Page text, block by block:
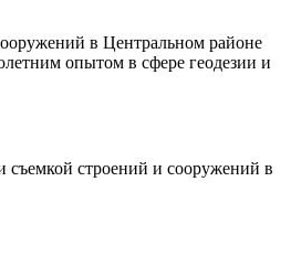
в Центральном районе
опытом в сфере геодезии и
съемкой строений и сооружений в